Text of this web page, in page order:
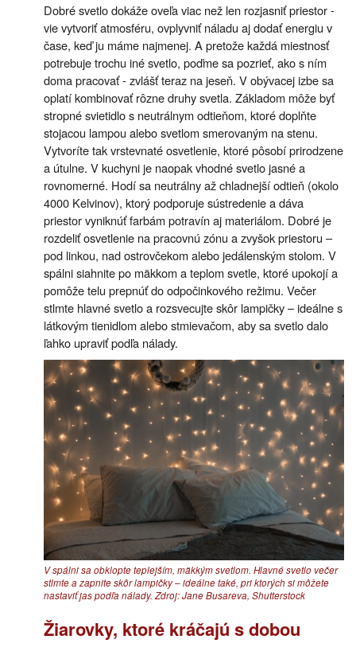
Dobré svetlo dokáže oveľa viac než len rozjasniť priestor -
vie vytvoriť atmosféru, ovplyvniť náladu aj dodať energiu v
čase, keď ju máme najmenej. A pretože každá miestnosť
potrebuje trochu iné svetlo, poďme sa pozrieť, ako s ním
doma pracovať - zvlášť teraz na jeseň. V obývacej izbe sa
oplatí kombinovať rôzne druhy svetla. Základom môže byť
stropné svietidlo s neutrálnym odtieňom, ktoré doplňte
stojacou lampou alebo svetlom smerovaným na stenu.
Vytvoríte tak vrstevnaté osvetlenie, ktoré pôsobí prirodzene
a útulne. V kuchyni je naopak vhodné svetlo jasné a
rovnomerné. Hodí sa neutrálny až chladnejší odtieň (okolo
4000 Kelvinov), ktorý podporuje sústredenie a dáva
priestor vyniknúť farbám potravín aj materiálom. Dobré je
rozdeliť osvetlenie na pracovnú zónu a zvyšok priestoru –
pod linkou, nad ostrovčekom alebo jedálenským stolom. V
spálni siahnite po mäkkom a teplom svetle, ktoré upokojí a
pomôže telu prepnúť do odpočinkového režimu. Večer
stlmte hlavné svetlo a rozsvecujte skôr lampičky – ideálne s
látkovým tienidlom alebo stmievačom, aby sa svetlo dalo
ľahko upraviť podľa nálady.
V spálni sa obklopte teplejším, mäkkým svetlom. Hlavné svetlo večer
stlmte a zapnite skôr lampičky – ideálne také, pri ktorých si môžete
nastaviť jas podľa nálady. Zdroj: Jane Busareva, Shutterstock
Žiarovky, ktoré kráčajú s dobou